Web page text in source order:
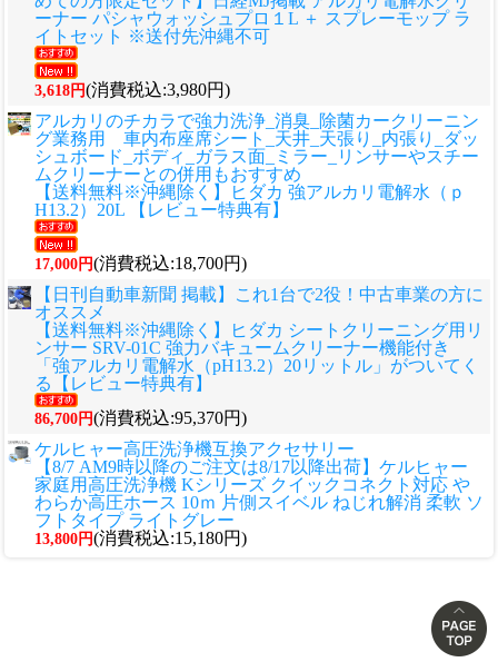
ーナー パシャウォッシュプロ１L ＋ スプレーモップ ラ
イトセット ※送付先沖縄不可
3,618円(消費税込:3,980円)
アルカリのチカラで強力洗浄_消臭_除菌カークリーニン
グ業務用 車内布座席シート_天井_天張り_内張り_ダッ
シュボード_ボディ_ガラス面_ミラー_リンサーやスチー
ムクリーナーとの併用もおすすめ
【送料無料※沖縄除く】ヒダカ 強アルカリ電解水（ｐ
H13.2）20L 【レビュー特典有】
17,000円(消費税込:18,700円)
【日刊自動車新聞 掲載】これ1台で2役！中古車業の方に
オススメ
【送料無料※沖縄除く】ヒダカ シートクリーニング用リ
ンサー SRV-01C 強力バキュームクリーナー機能付き
「強アルカリ電解水（pH13.2）20リットル」がついてく
る【レビュー特典有】
86,700円(消費税込:95,370円)
ケルヒャー高圧洗浄機互換アクセサリー
【8/7 AM9時以降のご注文は8/17以降出荷】ケルヒャー
家庭用高圧洗浄機 Kシリーズ クイックコネクト対応 や
わらか高圧ホース 10ｍ 片側スイベル ねじれ解消 柔軟 ソ
フトタイプ ライトグレー
13,800円(消費税込:15,180円)